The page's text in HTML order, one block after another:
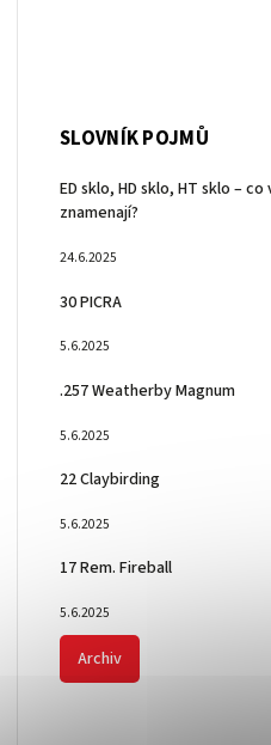
SLOVNÍK POJMŮ
ED sklo, HD sklo, HT sklo –
znamenají?
24.6.2025
30 PICRA
5.6.2025
.257 Weatherby Magnum
5.6.2025
22 Claybirding
5.6.2025
17 Rem. Fireball
5.6.2025
Archiv